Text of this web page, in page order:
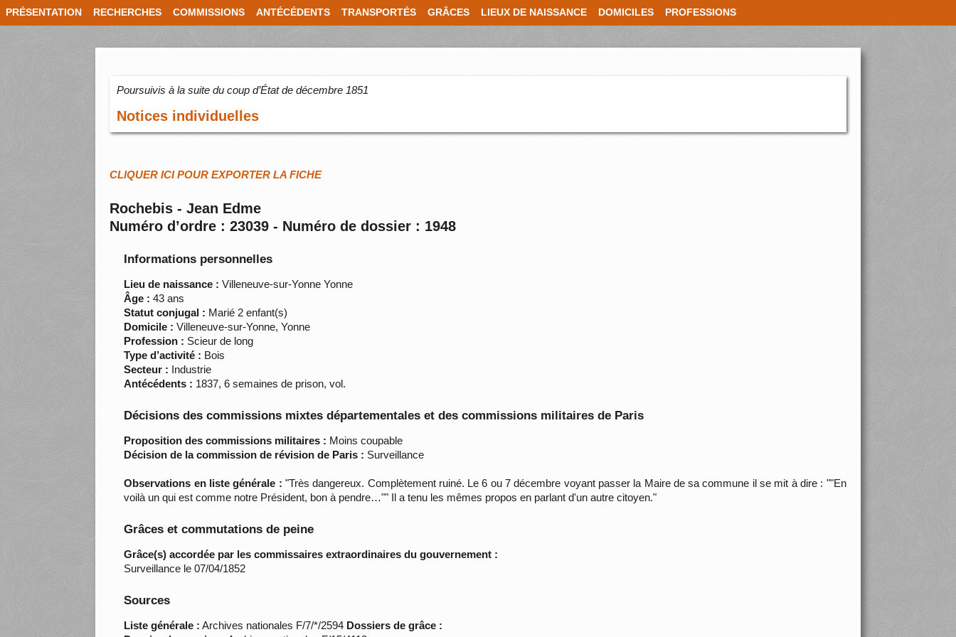
PRÉSENTATION RECHERCHES COMMISSIONS ANTÉCÉDENTS TRANSPORTÉS GRÂCES LIEUX DE NAISSANCE DOMICILES PROFESSIONS
Poursuivis à la suite du coup d’État de décembre 1851
Notices individuelles
CLIQUER ICI POUR EXPORTER LA FICHE
Rochebis - Jean Edme
Numéro d’ordre : 23039 - Numéro de dossier : 1948
Informations personnelles
Lieu de naissance : Villeneuve-sur-Yonne Yonne
Âge : 43 ans
Statut conjugal : Marié 2 enfant(s)
Domicile : Villeneuve-sur-Yonne, Yonne
Profession : Scieur de long
Type d’activité : Bois
Secteur : Industrie
Antécédents : 1837, 6 semaines de prison, vol.
Décisions des commissions mixtes départementales et des commissions militaires de Paris
Proposition des commissions militaires : Moins coupable
Décision de la commission de révision de Paris : Surveillance
Observations en liste générale : "Très dangereux. Complètement ruiné. Le 6 ou 7 décembre voyant passer la Maire de sa commune il se mit à dire : ""En
voilà un qui est comme notre Président, bon à pendre…"" Il a tenu les mêmes propos en parlant d'un autre citoyen."
Grâces et commutations de peine
Grâce(s) accordée par les commissaires extraordinaires du gouvernement :
Surveillance le 07/04/1852
Sources
Liste générale : Archives nationales F/7/*/2594 Dossiers de grâce :